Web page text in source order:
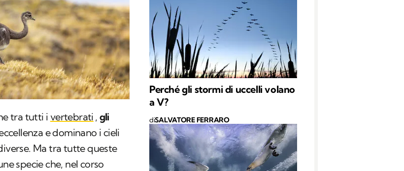
tra tutti i vertebrati , gli
e dominano i cieli
Ma tra tutte queste
specie che, nel corso
Perché gli stormi di uccelli volano
a V?
diSALVATORE FERRARO